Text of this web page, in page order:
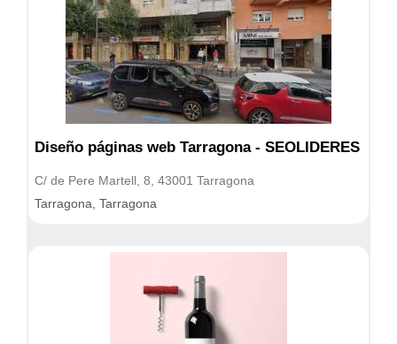
Diseño páginas web Tarragona - SEOLIDERES
C/ de Pere Martell, 8, 43001 Tarragona
Tarragona, Tarragona